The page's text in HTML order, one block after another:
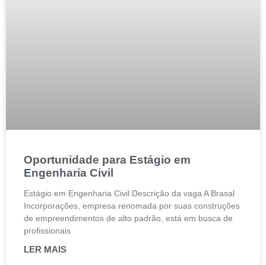
Oportunidade para Estágio em
Engenharia Civil
Estágio em Engenharia Civil Descrição da vaga A Brasal
Incorporações, empresa renomada por suas construções
de empreendimentos de alto padrão, está em busca de
profissionais
LER MAIS